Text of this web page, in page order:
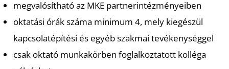
megvalósítható az MKE partnerintézményeiben
oktatási órák száma minimum 4, mely kiegészül
kapcsolatépítési és egyéb szakmai tevékenységgel
csak oktató munkakörben foglalkoztatott kolléga